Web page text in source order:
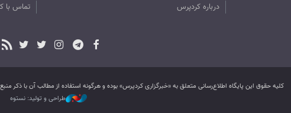
درباره کردپرس تماس با
کليه حقوق اين پایگاه اطلاع‌رسانی متعلق به «خبرگزاری کردپرس» بوده و هرگونه استفاده از مطالب آن با
طراحی و تولید: نستوه